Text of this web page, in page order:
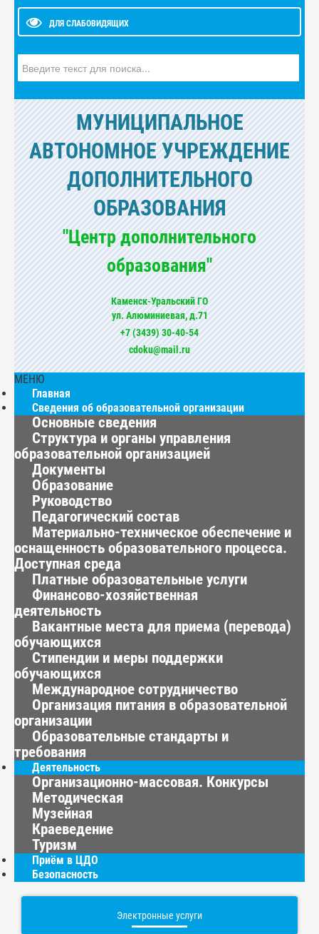
ДЛЯ СЛАБОВИДЯЩИХ
МУНИЦИПАЛЬНОЕ
АВТОНОМНОЕ УЧРЕЖДЕНИЕ
ДОПОЛНИТЕЛЬНОГО
ОБРАЗОВАНИЯ
"Центр дополнительного
образования"
Каменск-Уральский ГО
ул. Алюминиевая, д.71
+7 (3439) 30-40-54
cdoku@mail.ru
МЕНЮ
Главная
Сведения об образовательной организации
Основные сведения
Структура и органы управления
образовательной организацией
Документы
Образование
Руководство
Педагогический состав
Материально-техническое обеспечение и
оснащенность образовательного процесса.
Доступная среда
Платные образовательные услуги
Финансово-хозяйственная
деятельность
Вакантные места для приема (перевода)
обучающихся
Стипендии и меры поддержки
обучающихся
Международное сотрудничество
Организация питания в образовательной
организации
Образовательные стандарты и
требования
Деятельность
Организационно-массовая. Конкурсы
Методическая
Музейная
Краеведение
Туризм
Приём в ЦДО
Безопасность
Электронные услуги